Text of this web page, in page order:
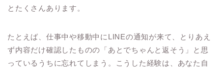
とたくさんあります。
たとえば、仕事中や移動中にLINEの通知が来て、とりあえ
ず内容だけ確認したものの「あとでちゃんと返そう」と思
っているうちに忘れてしまう。こうした経験は、あなた自